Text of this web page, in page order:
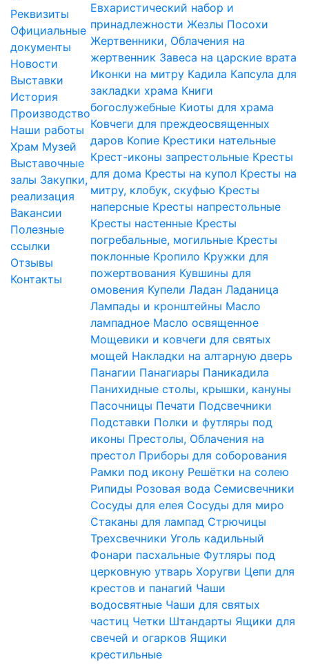
Реквизиты
Официальные
документы
Новости
Выставки
История
Производство
Наши работы
Храм Музей
Выставочные
залы Закупки,
реализация
Вакансии
Полезные
ссылки
Отзывы
Контакты
Евхаристический набор и
принадлежности Жезлы Посохи
Жертвенники, Облачения на
жертвенник Завеса на царские врата
Иконки на митру Кадила Капсула для
закладки храма Книги
богослужебные Киоты для храма
Ковчеги для преждеосвященных
даров Копие Крестики нательные
Крест-иконы запрестольные Кресты
для дома Кресты на купол Кресты на
митру, клобук, скуфью Кресты
наперсные Кресты напрестольные
Кресты настенные Кресты
погребальные, могильные Кресты
поклонные Кропило Кружки для
пожертвования Кувшины для
омовения Купели Ладан Ладаница
Лампады и кронштейны Масло
лампадное Масло освященное
Мощевики и ковчеги для святых
мощей Накладки на алтарную дверь
Панагии Панагиары Паникадила
Панихидные столы, крышки, кануны
Пасочницы Печати Подсвечники
Подставки Полки и футляры под
иконы Престолы, Облачения на
престол Приборы для соборования
Рамки под икону Решётки на солею
Рипиды Розовая вода Семисвечники
Сосуды для елея Сосуды для миро
Стаканы для лампад Стрючицы
Трехсвечники Уголь кадильный
Фонари пасхальные Футляры под
церковную утварь Хоругви Цепи для
крестов и панагий Чаши
водосвятные Чаши для святых
частиц Четки Штандарты Ящики для
свечей и огарков Ящики
крестильные